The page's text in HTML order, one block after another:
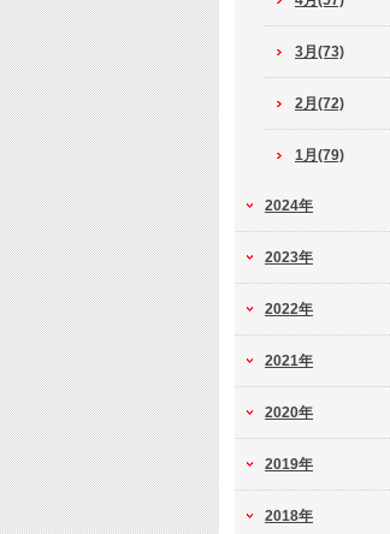
3月(73)
2月(72)
1月(79)
2024年
2023年
2022年
2021年
2020年
2019年
2018年